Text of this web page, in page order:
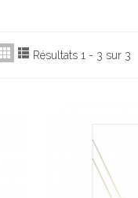
Résultats 1 - 3 sur 3